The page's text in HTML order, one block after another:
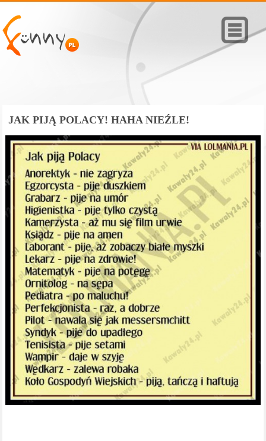
JAK PIJĄ POLACY! HAHA NIEŹLE!